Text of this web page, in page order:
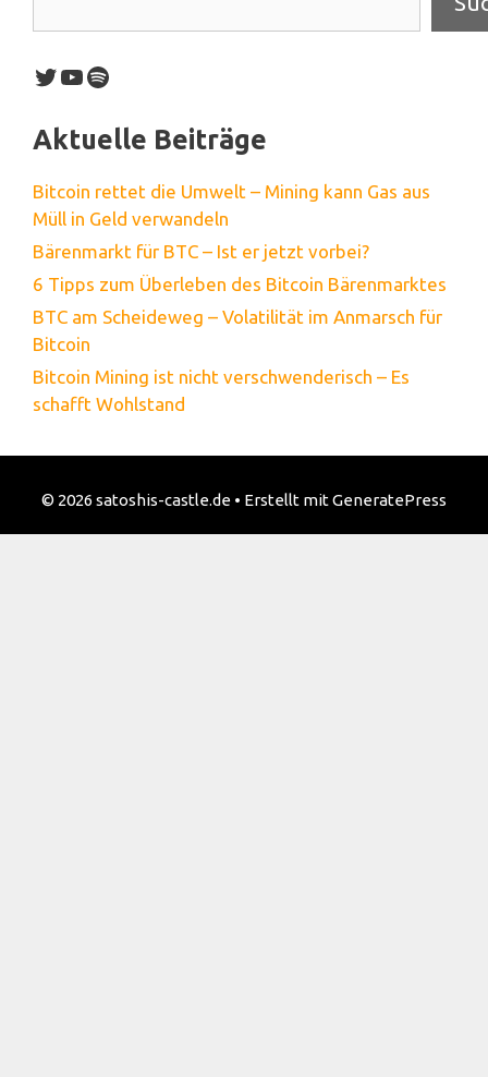
Twitter
YouTube
Spotify
Aktuelle Beiträge
Bitcoin rettet die Umwelt – Mining kann Gas aus
Müll in Geld verwandeln
Bärenmarkt für BTC – Ist er jetzt vorbei?
6 Tipps zum Überleben des Bitcoin Bärenmarktes
BTC am Scheideweg – Volatilität im Anmarsch für
Bitcoin
Bitcoin Mining ist nicht verschwenderisch – Es
schafft Wohlstand
© 2026 satoshis-castle.de • Erstellt mitGeneratePress